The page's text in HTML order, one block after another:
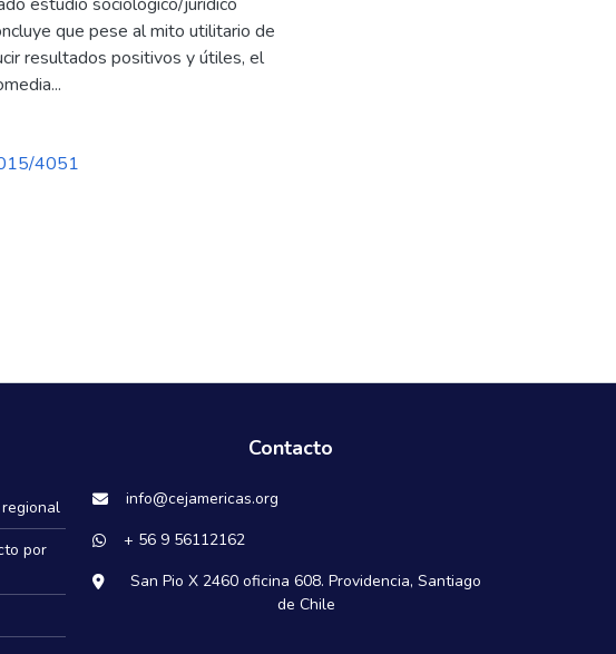
que pese al mito utilitario de
resultados positivos y útiles, el
4051
por
Contacto
info@cejamericas.org
+ 56 9 56112162
San Pio X 2460 oficina 608. Providencia, Santiago
de Chile